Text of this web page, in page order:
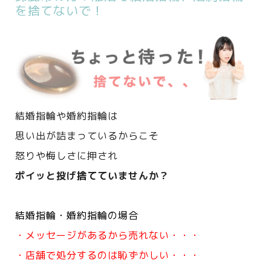
を捨てないで！
結婚指輪や婚約指輪は
思い出が詰まっているからこそ
怒りや悔しさに押され
ポイッと投げ捨てていませんか？
結婚指輪・婚約指輪の場合
・メッセージがあるから売れない・・・
・店舗で処分するのは恥ずかしい・・・